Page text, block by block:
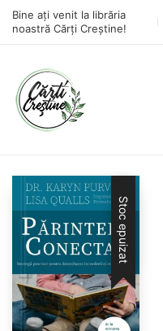
Bine ați venit la librăria
noastră Cărți Creștine!
Stoc epuizat